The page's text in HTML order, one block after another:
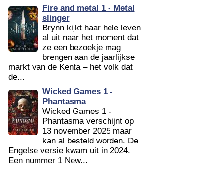
Fire and metal 1 - Metal
slinger
Brynn kijkt haar hele leven
al uit naar het moment dat
ze een bezoekje mag
brengen aan de jaarlijkse
markt van de Kenta – het volk dat
de...
Wicked Games 1 -
Phantasma
Wicked Games 1 -
Phantasma verschijnt op
13 november 2025 maar
kan al besteld worden. De
Engelse versie kwam uit in 2024.
Een nummer 1 New...